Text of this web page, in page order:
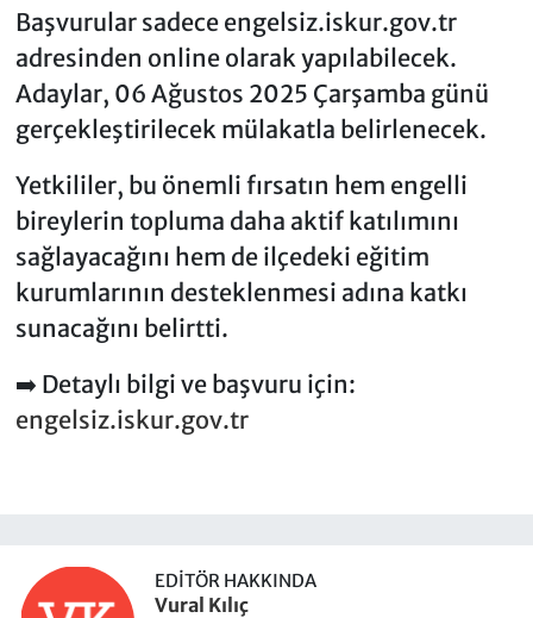
Başvurular sadece engelsiz.iskur.gov.tr
adresinden online olarak yapılabilecek.
Adaylar, 06 Ağustos 2025 Çarşamba günü
gerçekleştirilecek mülakatla belirlenecek.
Yetkililer, bu önemli fırsatın hem engelli
bireylerin topluma daha aktif katılımını
sağlayacağını hem de ilçedeki eğitim
kurumlarının desteklenmesi adına katkı
sunacağını belirtti.
➡️ Detaylı bilgi ve başvuru için:
engelsiz.iskur.gov.tr
EDITÖR HAKKINDA
Vural Kılıç